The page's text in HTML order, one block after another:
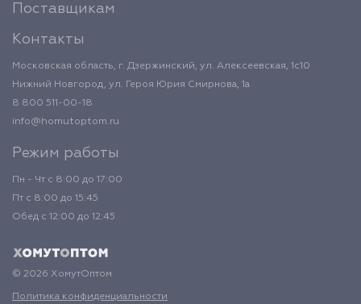
Поставщикам
Контакты
Московская область, г. Дзержинский, ул. Алексеевская, 1с10
Нижний Новгород, ул. Героя Юрия Смирнова, 1а
8 800 511-00-18
info@homutoptom.ru
Режим работы
Пн - Чт с 8:00 до 17:00
Пт с 8:00 до 15:45
Обед с 12:00 до 12:45
© 2026 ХомутОптом
Политика конфиденциальности